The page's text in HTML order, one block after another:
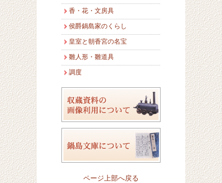
香・花・文房具
侯爵鍋島家のくらし
皇室と朝香宮の名宝
雛人形・雛道具
調度
ページ上部へ戻る